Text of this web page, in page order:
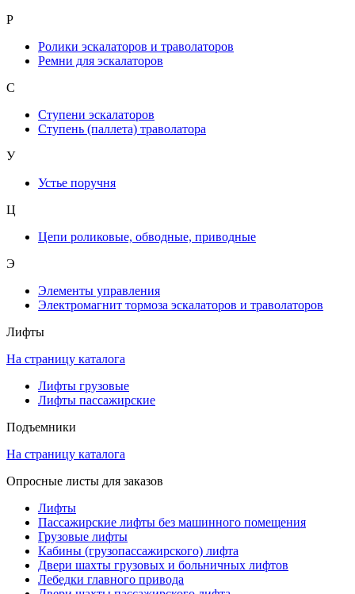
Р
Ролики эскалаторов и траволаторов
Ремни для эскалаторов
С
Ступени эскалаторов
Ступень (паллета) траволатора
У
Устье поручня
Ц
Цепи роликовые, обводные, приводные
Э
Элементы управления
Электромагнит тормоза эскалаторов и траволаторов
Лифты
На страницу каталога
Лифты грузовые
Лифты пассажирские
Подъемники
На страницу каталога
Опросные листы для заказов
Лифты
Пассажирские лифты без машинного помещения
Грузовые лифты
Кабины (грузопассажирского) лифта
Двери шахты грузовых и больничных лифтов
Лебедки главного привода